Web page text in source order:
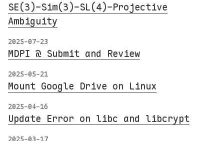
SE(3)-Sim(3)-SL(4)-Projective
Ambiguity
2025-07-23
MDPI @ Submit and Review
2025-05-21
Mount Google Drive on Linux
2025-04-16
Update Error on libc and libcrypt
2025-03-17